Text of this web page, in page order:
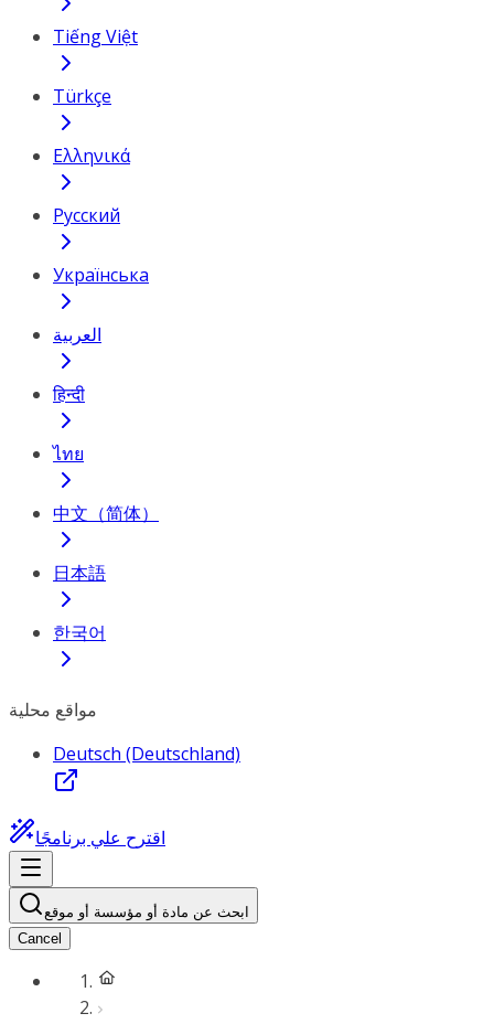
Tiếng Việt
Türkçe
Ελληνικά
Русский
Українська
العربية
हिन्दी
ไทย
中文（简体）
日本語
한국어
مواقع محلية
Deutsch (Deutschland)
اقترح علي برنامجًا
ابحث عن مادة أو مؤسسة أو موقع
Cancel